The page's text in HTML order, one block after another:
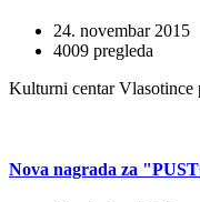
24. novembar 2015
4009 pregleda
Kulturni centar Vlasotince
Nova nagrada za